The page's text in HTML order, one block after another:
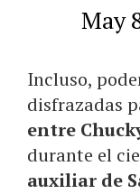
May
Incluso,
disfrazadas
entre
durante el
auxiliar de